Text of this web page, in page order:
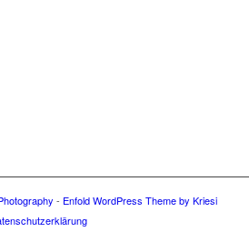
- Enfold WordPress Theme by Kriesi